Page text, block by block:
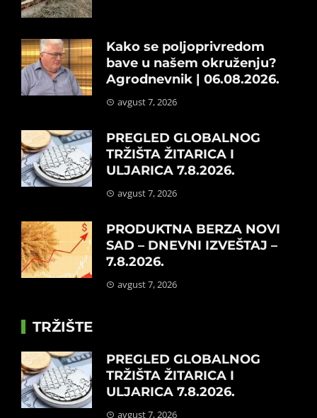
Kako se poljoprivredom
bave u našem okruženju?
Agrodnevnik | 06.08.2026.
avgust 7, 2026
PREGLED GLOBALNOG
TRŽIŠTA ŽITARICA I
ULJARICA 7.8.2026.
avgust 7, 2026
PRODUKTNA BERZA NOVI
SAD – DNEVNI IZVEŠTAJ –
7.8.2026.
avgust 7, 2026
TRŽIŠTE
PREGLED GLOBALNOG
TRŽIŠTA ŽITARICA I
ULJARICA 7.8.2026.
avgust 7, 2026